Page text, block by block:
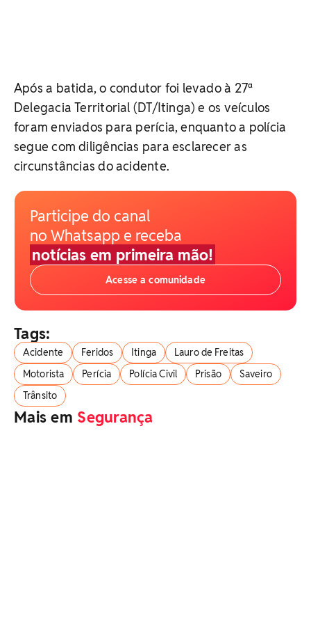
Após a batida, o condutor foi levado à 27ª
Delegacia Territorial (DT/Itinga) e os veículos
foram enviados para perícia, enquanto a polícia
segue com diligências para esclarecer as
circunstâncias do acidente.
Participe do canal
no Whatsapp e receba
notícias em primeira mão!
Acesse a comunidade
Tags:
Acidente Feridos Itinga
Lauro de Freitas
Motorista
Perícia Polícia Civil Prisão
Saveiro
Trânsito
Mais em Segurança